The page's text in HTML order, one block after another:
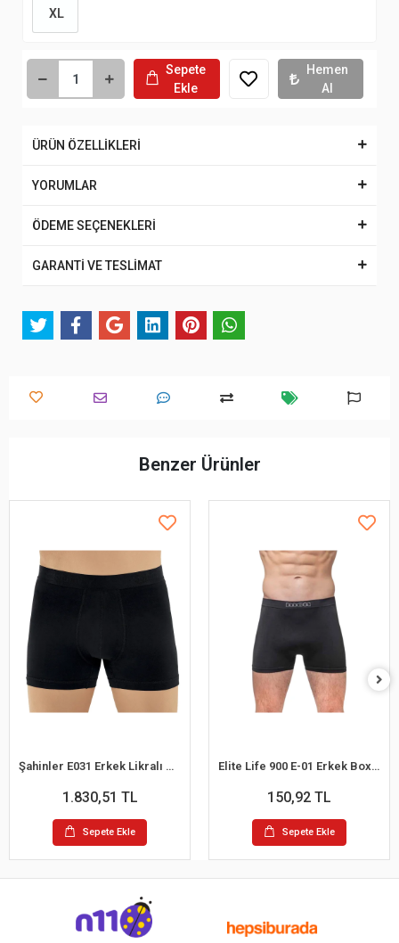
XL
Sepete
Ekle
Hemen
Al
ÜRÜN ÖZELLİKLERİ
YORUMLAR
ÖDEME SEÇENEKLERİ
GARANTİ VE TESLİMAT
Benzer Ürünler
Şahinler E031 Erkek Likralı Boxer Külot 6lı Paket Siyah S
1.830,51 TL
Sepete Ekle
Elite Life 900 E-01 Erkek Boxer
150,92 TL
Sepete Ekle